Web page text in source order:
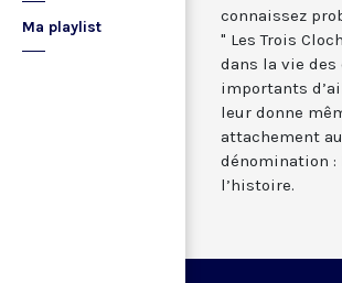
Ma playlist
connaissez
" Les Trois
dans la vie
importants
leur donne
attachement
dénomination :
l’histoire.